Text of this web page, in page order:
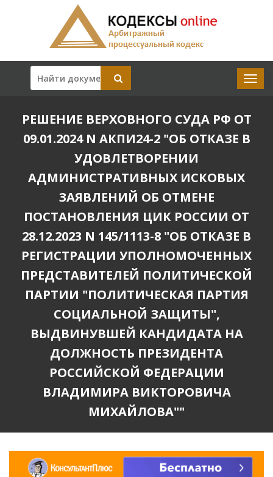
РЕШЕНИЕ ВЕРХОВНОГО СУДА РФ ОТ
09.01.2024 N АКПИ24-2 "ОБ ОТКАЗЕ В
УДОВЛЕТВОРЕНИИ
АДМИНИСТРАТИВНЫХ ИСКОВЫХ
ЗАЯВЛЕНИЙ ОБ ОТМЕНЕ
ПОСТАНОВЛЕНИЯ ЦИК РОССИИ ОТ
28.12.2023 N 145/1113-8 "ОБ ОТКАЗЕ В
РЕГИСТРАЦИИ УПОЛНОМОЧЕННЫХ
ПРЕДСТАВИТЕЛЕЙ ПОЛИТИЧЕСКОЙ
ПАРТИИ "ПОЛИТИЧЕСКАЯ ПАРТИЯ
СОЦИАЛЬНОЙ ЗАЩИТЫ",
ВЫДВИНУВШЕЙ КАНДИДАТА НА
ДОЛЖНОСТЬ ПРЕЗИДЕНТА
РОССИЙСКОЙ ФЕДЕРАЦИИ
ВЛАДИМИРА ВИКТОРОВИЧА
МИХАЙЛОВА""